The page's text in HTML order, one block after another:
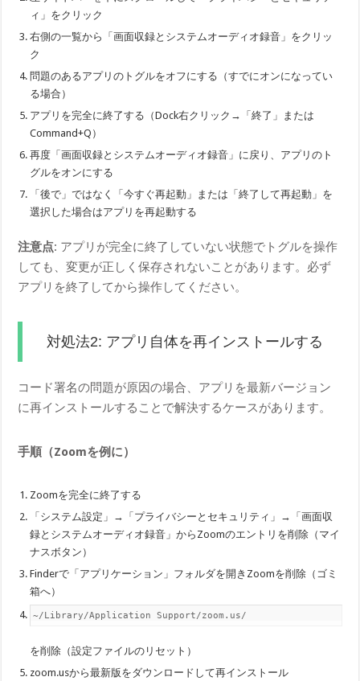
ィ」をクリック
右側の一覧から「画面収録とシステムオーディオ録音」をクリッ
ク
問題のあるアプリのトグルをオフにする（すでにオンになってい
る場合）
アプリを完全に終了する（Dock右クリック→「終了」または
Command+Q）
再度「画面収録とシステムオーディオ録音」に戻り、アプリのト
グルをオンにする
「後で」ではなく「今すぐ再起動」または「終了して再起動」を
選択した場合はアプリを再起動する
注意点: アプリが完全に終了していない状態でトグルを操作
しても、変更が正しく保存されないことがあります。必ず
アプリを終了してから操作してください。
対処法2: アプリ自体を再インストールする
コード署名の問題が原因の場合、アプリを最新バージョン
に再インストールすることで解決するケースがあります。
手順（Zoomを例に）
Zoomを完全に終了する
「システム設定」→「プライバシーとセキュリティ」→「画面収
録とシステムオーディオ録音」からZoomのエントリを削除（マイ
ナスボタン）
Finderで「アプリケーション」フォルダを開きZoomを削除（ゴミ
箱へ）
~/Library/Application Support/zoom.us/
を削除（設定ファイルのリセット）
zoom.usから最新版をダウンロードして再インストール